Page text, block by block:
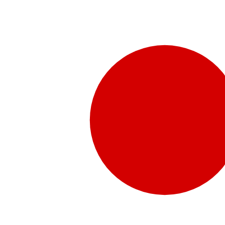
販売代理店さま向け情報​
お問合せ先、価格情報、E-Shopのご案内など販売店さ
「水頭症」とはどのような疾患なのでしょう。成人
お問合せフォームより、ご質問をお送りください。